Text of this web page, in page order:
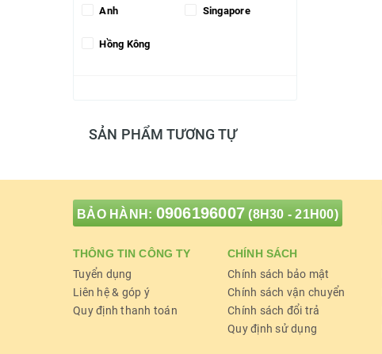
Anh Singapore
Hồng Kông
SẢN PHẨM TƯƠNG TỰ
BẢO HÀNH: 0906196007 (8H30 - 21H00)
THÔNG TIN CÔNG TY
Tuyển dụng
Liên hệ & góp ý
Quy định thanh toán
CHÍNH SÁCH
Chính sách bảo mật
Chính sách vận chuyển
Chính sách đổi trả
Quy định sử dụng